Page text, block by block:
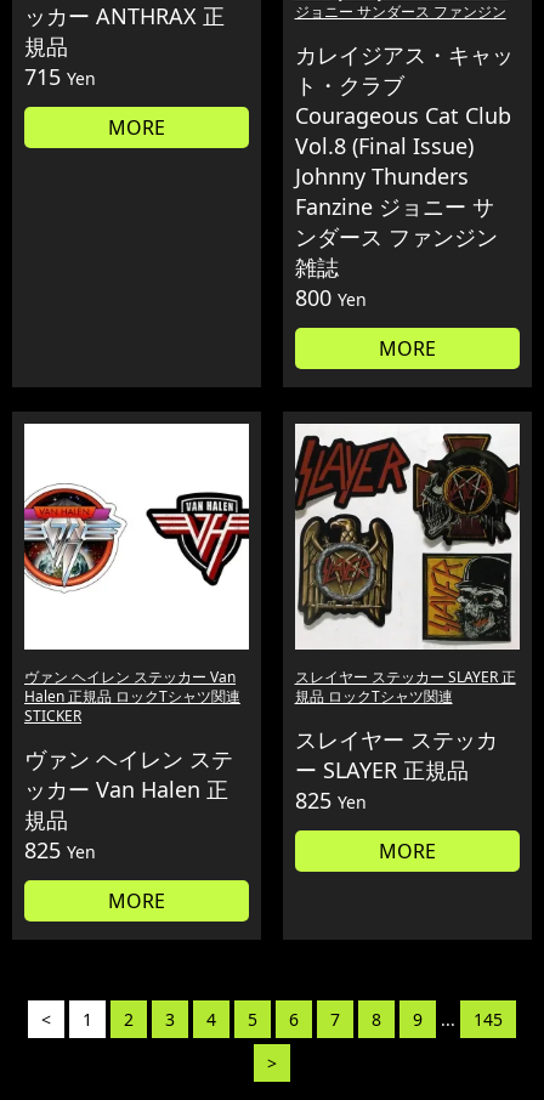
ッカー ANTHRAX 正
規品
715 Yen
MORE
ジョニー サンダース ファンジン
カレイジアス・キャッ
ト・クラブ
Courageous Cat Club
Vol.8 (Final Issue)
Johnny Thunders
Fanzine ジョニー サ
ンダース ファンジン
雑誌
800 Yen
MORE
ヴァン ヘイレン ステッカー Van
Halen 正規品 ロックTシャツ関連
STICKER
ヴァン ヘイレン ステ
ッカー Van Halen 正
規品
825 Yen
MORE
スレイヤー ステッカー SLAYER 正
規品 ロックTシャツ関連
スレイヤー ステッカ
ー SLAYER 正規品
825 Yen
MORE
< 1 2 3 4 5 6 7 8 9 ...
145
>